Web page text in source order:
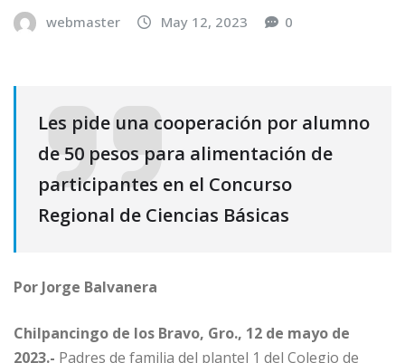
webmaster May 12, 2023 0
Les pide una cooperación por alumno
de 50 pesos para alimentación de
participantes en el Concurso
Regional de Ciencias Básicas
Por Jorge Balvanera
Chilpancingo de los Bravo, Gro., 12 de mayo de
2023.- Padres de familia del plantel 1 del Colegio de